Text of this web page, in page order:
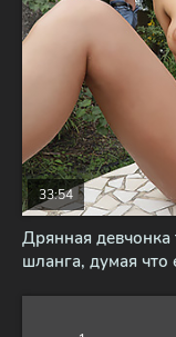
Дрянная девчонка
шланга, думая что
33:54